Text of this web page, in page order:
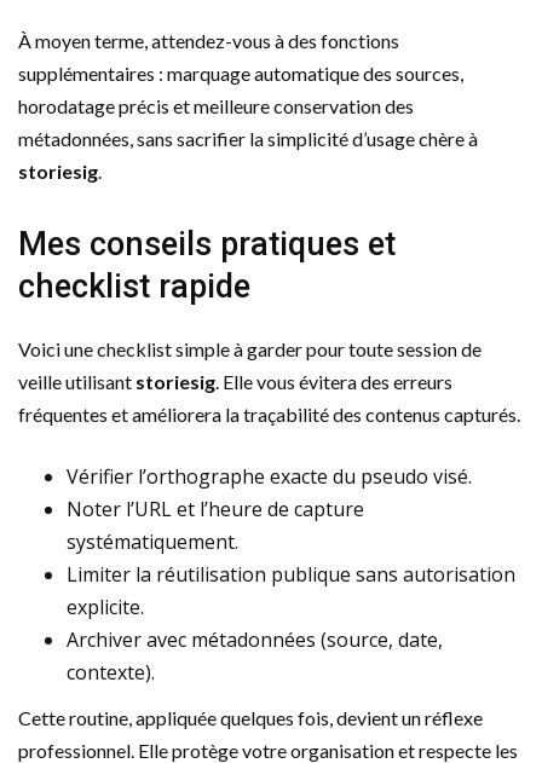
À moyen terme, attendez-vous à des fonctions
supplémentaires : marquage automatique des sources,
horodatage précis et meilleure conservation des
métadonnées, sans sacrifier la simplicité d’usage chère à
storiesig.
Mes conseils pratiques et
checklist rapide
Voici une checklist simple à garder pour toute session de
veille utilisant storiesig. Elle vous évitera des erreurs
fréquentes et améliorera la traçabilité des contenus capturés.
Vérifier l’orthographe exacte du pseudo visé.
Noter l’URL et l’heure de capture
systématiquement.
Limiter la réutilisation publique sans autorisation
explicite.
Archiver avec métadonnées (source, date,
contexte).
Cette routine, appliquée quelques fois, devient un réflexe
professionnel. Elle protège votre organisation et respecte les